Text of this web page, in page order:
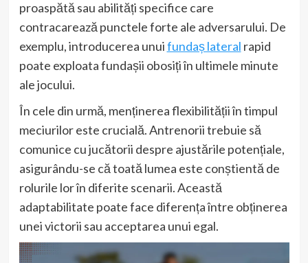
proaspătă sau abilități specifice care
contracarează punctele forte ale adversarului. De
exemplu, introducerea unuifundaș lateral rapid
poate exploata fundașii obosiți în ultimele minute
ale jocului.
În cele din urmă, menținerea flexibilității în timpul
meciurilor este crucială. Antrenorii trebuie să
comunice cu jucătorii despre ajustările potențiale,
asigurându-se că toată lumea este conștientă de
rolurile lor în diferite scenarii. Această
adaptabilitate poate face diferența între obținerea
unei victorii sau acceptarea unui egal.